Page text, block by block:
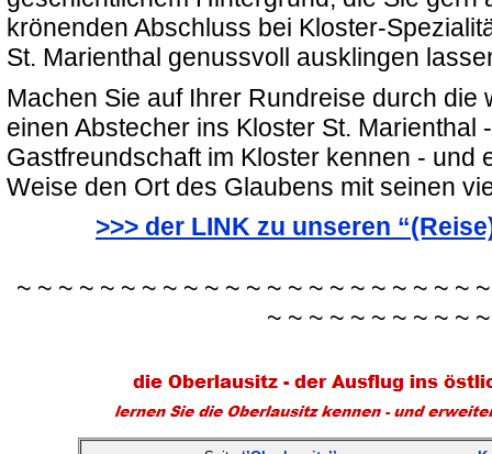
krönenden Abschluss bei Kloster-
St. Marienthal genussvoll ausklingen
Machen Sie auf Ihrer Rundreise durch die
einen Abstecher ins Kloster St. Marienthal
Gastfreundschaft im Kloster kennen - und
Weise den Ort des Glaubens mit seinen
>>> der LINK zu unseren
~ ~ ~ ~ ~ ~ ~ ~ ~ ~ ~ ~ ~ ~ ~ ~ ~ ~ ~ ~ ~ ~
~ ~ ~ ~ ~ ~ ~ ~ ~ ~